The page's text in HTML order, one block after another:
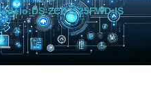
2CD2125FWD-IS